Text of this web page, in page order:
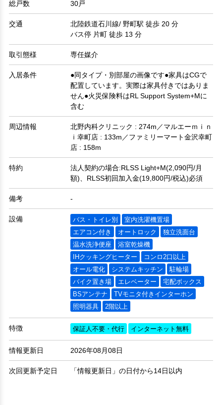
総戸数 30戸
交通
北陸鉄道石川線/ 野町駅 徒歩 20 分
バス停 片町 徒歩 13 分
取引態様 専任媒介
入居条件
●同タイプ・別部屋の画像です●家具はCGで
配置しています。実際は家具付きではありま
せん●火災保険料はRL Support System+Mに
含む
周辺情報
北野内科クリニック : 274m／マルエーｍｉｎ
ｉ幸町店 : 133m／ファミリーマート金沢幸町
店 : 158m
特約
法人契約の場合:RLSS Light+M(2,090円/月
額)、RLSS初回加入金(19,800円/税込)必須
備考 -
設備 バス・トイレ別
室内洗濯機置場
エアコン付き
オートロック
独立洗面台
温水洗浄便座
浴室乾燥機
IHクッキングヒーター
コンロ2口以上
オール電化
システムキッチン
駐輪場
バイク置き場
エレベーター
宅配ボックス
BSアンテナ
TVモニタ付きインターホン
照明器具
2階以上
特徴 保証人不要・代行 インターネット無料
情報更新日 2026年08月08日
次回更新予定日 「情報更新日」の日付から14日以内